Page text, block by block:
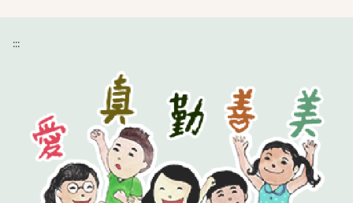
:::